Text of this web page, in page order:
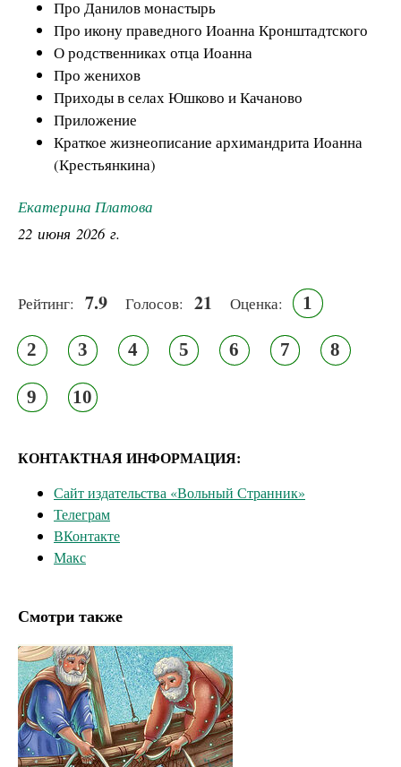
Про Данилов монастырь
Про икону праведного Иоанна Кронштадтского
О родственниках отца Иоанна
Про женихов
Приходы в селах Юшково и Качаново
Приложение
Краткое жизнеописание архимандрита Иоанна
(Крестьянкина)
Екатерина Платова
22 июня 2026 г.
Рейтинг: 7.9 Голосов: 21 Оценка: 1
2 3 4 5 6 7 8
9 10
КОНТАКТНАЯ ИНФОРМАЦИЯ:
Сайт издательства «Вольный Странник»
Телеграм
ВКонтакте
Макс
Смотри также